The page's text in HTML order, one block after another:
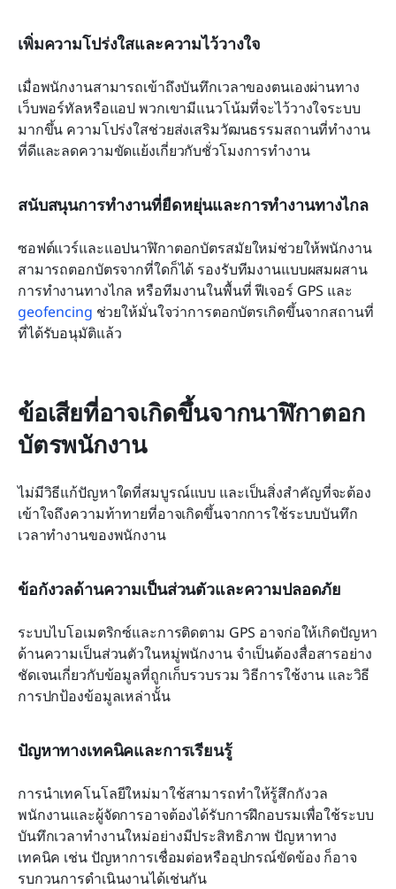
เพิ่มความโปร่งใสและความไว้วางใจ
เมื่อพนักงานสามารถเข้าถึงบันทึกเวลาของตนเองผ่านทาง
เว็บพอร์ทัลหรือแอป พวกเขามีแนวโน้มที่จะไว้วางใจระบบ
มากขึ้น ความโปร่งใสช่วยส่งเสริมวัฒนธรรมสถานที่ทำงาน
ที่ดีและลดความขัดแย้งเกี่ยวกับชั่วโมงการทำงาน
สนับสนุนการทำงานที่ยืดหยุ่นและการทำงานทางไกล
ซอฟต์แวร์และแอปนาฬิกาตอกบัตรสมัยใหม่ช่วยให้พนักงาน
สามารถตอกบัตรจากที่ใดก็ได้ รองรับทีมงานแบบผสมผสาน
geofencing ช่วยให้มั่นใจว่าการตอกบัตรเกิดขึ้นจากสถานที่
ที่ได้รับอนุมัติแล้ว
ข้อเสียที่อาจเกิดขึ้นจากนาฬิกาตอก
บัตรพนักงาน
ไม่มีวิธีแก้ปัญหาใดที่สมบูรณ์แบบ และเป็นสิ่งสำคัญที่จะต้อง
เข้าใจถึงความท้าทายที่อาจเกิดขึ้นจากการใช้ระบบบันทึก
เวลาทำงานของพนักงาน
ข้อกังวลด้านความเป็นส่วนตัวและความปลอดภัย
ระบบไบโอเมตริกซ์และการติดตาม GPS อาจก่อให้เกิดปัญหา
ด้านความเป็นส่วนตัวในหมู่พนักงาน จำเป็นต้องสื่อสารอย่าง
ชัดเจนเกี่ยวกับข้อมูลที่ถูกเก็บรวบรวม วิธีการใช้งาน และวิธี
การปกป้องข้อมูลเหล่านั้น
ปัญหาทางเทคนิคและการเรียนรู้
การนำเทคโนโลยีใหม่มาใช้สามารถทำให้รู้สึกกังวล
พนักงานและผู้จัดการอาจต้องได้รับการฝึกอบรมเพื่อใช้ระบบ
บันทึกเวลาทำงานใหม่อย่างมีประสิทธิภาพ ปัญหาทาง
เทคนิค เช่น ปัญหาการเชื่อมต่อหรืออุปกรณ์ขัดข้อง ก็อาจ
รบกวนการดำเนินงานได้เช่นกัน